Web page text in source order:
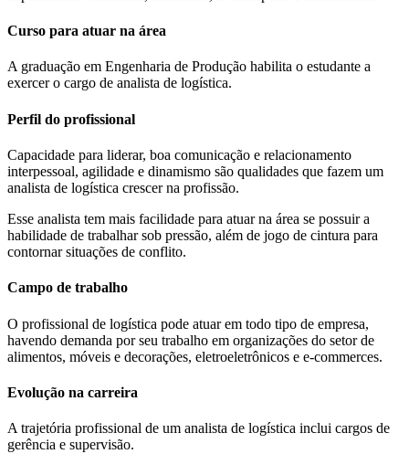
Curso para atuar na área
A graduação em Engenharia de Produção habilita o estudante a
exercer o cargo de analista de logística.
Perfil do profissional
Capacidade para liderar, boa comunicação e relacionamento
interpessoal, agilidade e dinamismo são qualidades que fazem um
analista de logística crescer na profissão.
Esse analista tem mais facilidade para atuar na área se possuir a
habilidade de trabalhar sob pressão, além de jogo de cintura para
contornar situações de conflito.
Campo de trabalho
O profissional de logística pode atuar em todo tipo de empresa,
havendo demanda por seu trabalho em organizações do setor de
alimentos, móveis e decorações, eletroeletrônicos e e-commerces.
Evolução na carreira
A trajetória profissional de um analista de logística inclui cargos de
gerência e supervisão.